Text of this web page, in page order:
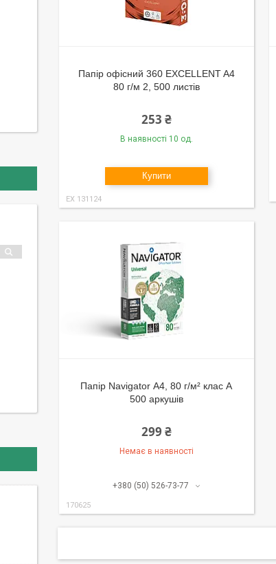
Папір офісний 360 EXCELLENT A4
80 г/м 2, 500 листів
253 ₴
В наявності 10 од.
Купити
ЕХ 131124
Папір Navigator А4, 80 г/м² клас А
500 аркушів
299 ₴
Немає в наявності
+380 (50) 526-73-77
170625